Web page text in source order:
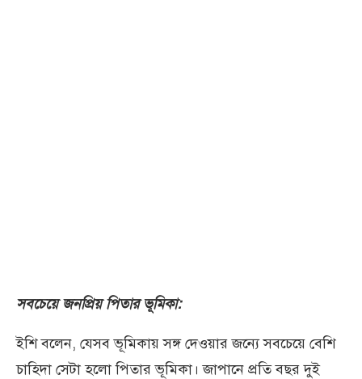
সবচেয়ে জনপ্রিয় পিতার ভূমিকা:
ইশি বলেন, যেসব ভূমিকায় সঙ্গ দেওয়ার জন্যে সবচেয়ে বেশি
চাহিদা সেটা হলো পিতার ভূমিকা। জাপানে প্রতি বছর দুই